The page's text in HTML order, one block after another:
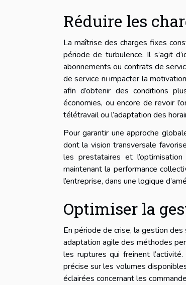
Réduire les
La maîtrise des charges fixes
période de turbulence. Il s’agit
abonnements ou contrats de
de service ni impacter la
afin d’obtenir des conditions
économies, ou encore de revoir
télétravail ou l’adaptation des
Pour garantir une approche
dont la vision transversale
les prestataires et
maintenant la performance
l’entreprise, dans une logique
Optimiser la
En période de crise, la gestion
adaptation agile des méthodes
les ruptures qui freinent
précise sur les volumes
éclairées concernant les